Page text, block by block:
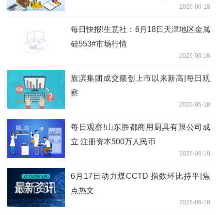
2026-06-18
每日快报!生意社：6月18日天津地区金属
硅553#市场行情
2026-06-18
旗滨集团成交额创上市以来新高|每日观
察
2026-06-18
每日观察!山东胜都商用厨具有限公司成
立 注册资本500万人民币
2026-06-18
6月17日动力煤CCTD 指数环比持平|焦
点热文
2026-06-18